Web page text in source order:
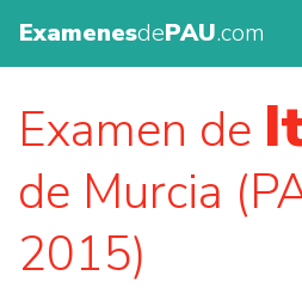
ExamenesdePAU.com
Examen de
de Murcia
2015)